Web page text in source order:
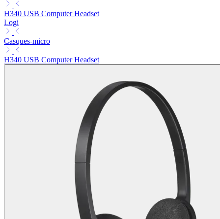
H340 USB Computer Headset
Logi
Casques-micro
H340 USB Computer Headset